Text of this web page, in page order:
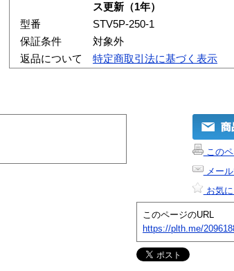
ス更新（1年）
型番
STV5P-250-1
保証条件
対象外
返品について
特定商取引法に基づく表示
このペ
メール
お気
このページのURL
https://plth.me/